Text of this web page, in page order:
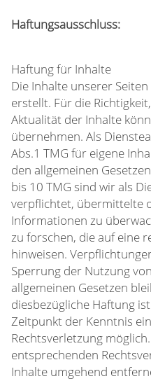
Haftungsausschluss:
Haftung für Inhalte
Die Inhalte unserer
erstellt. Für die
Aktualität der Inhalte
übernehmen. Als
Abs.1 TMG für eigene
den allgemeinen
bis 10 TMG sind wir als
verpflichtet, übermittelte
Informationen zu
zu forschen, die auf eine
hinweisen.
Sperrung der Nutzung
allgemeinen Gesetzen
diesbezügliche Haftung
Zeitpunkt der Kenntnis
Rechtsverletzung
entsprechenden
Inhalte umgehend